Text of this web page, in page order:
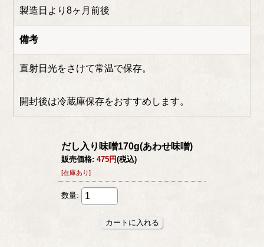
製造日より8ヶ月前後
備考
直射日光をさけて常温で保存。
開封後は冷蔵庫保存をおすすめします。